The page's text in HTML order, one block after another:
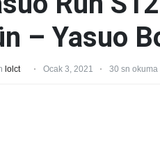
– Yasuo
lolct Ocak 3, 2021 30 sn okuma